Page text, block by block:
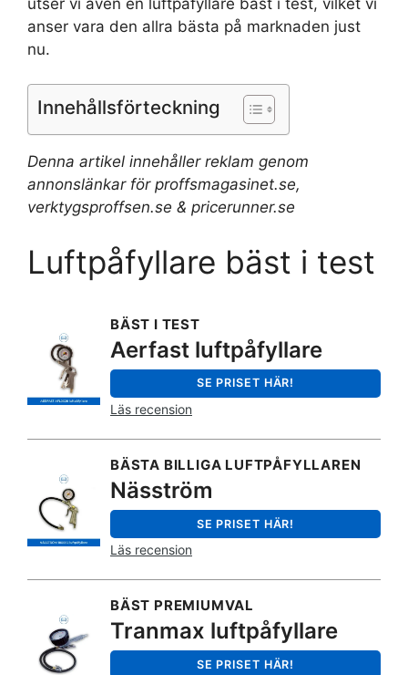
anser vara den allra bästa på marknaden just
nu.
Innehållsförteckning
Denna artikel innehåller reklam genom
annonslänkar för proffsmagasinet.se,
verktygsproffsen.se & pricerunner.se
Luftpåfyllare bäst i test
BÄST I TEST
Aerfast luftpåfyllare
SE PRISET HÄR!
Läs recension
BÄSTA BILLIGA LUFTPÅFYLLAREN
Näsström
SE PRISET HÄR!
Läs recension
BÄST PREMIUMVAL
Tranmax luftpåfyllare
SE PRISET HÄR!